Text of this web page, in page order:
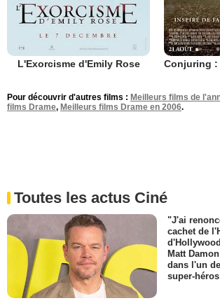
L'Exorcisme d'Emily Rose
Pour découvrir d'autres films : Meilleurs films de
films Drame, Meilleurs films Drame en 2006.
Toutes les actus Ciné
"J'ai
cachet de
Matt
dans l'un
super-